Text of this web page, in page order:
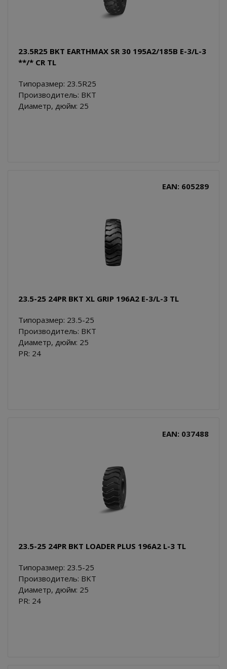
23.5R25 BKT EARTHMAX SR 30 195A2/185B E-3/L-3
**/* CR TL
Типоразмер: 23.5R25
Производитель: BKT
Диаметр, дюйм: 25
EAN: 605289
23.5-25 24PR BKT XL GRIP 196A2 E-3/L-3 TL
Типоразмер: 23.5-25
Производитель: BKT
Диаметр, дюйм: 25
PR: 24
EAN: 037488
23.5-25 24PR BKT LOADER PLUS 196A2 L-3 TL
Типоразмер: 23.5-25
Производитель: BKT
Диаметр, дюйм: 25
PR: 24